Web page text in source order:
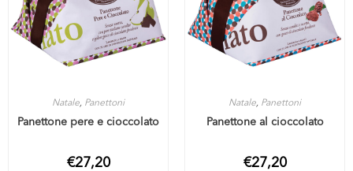
Natale, Panettoni
Panettone pere e cioccolato
€27,20
Natale, Panettoni
Panettone al cioccolato
€27,20